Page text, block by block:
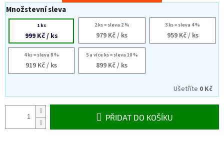
Množstevní sleva
1 ks
999 Kč/ ks
2 ks = sleva 2 %
979 Kč/ ks
3 ks = sleva 4 %
959 Kč/ ks
4 ks = sleva 8 %
919 Kč/ ks
5 a více ks = sleva 10 %
899 Kč/ ks
Ušetříte 0 Kč
PŘIDAT DO KOŠÍKU